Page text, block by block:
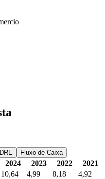
DRE Fluxo de Caixa
2024 2023 2022
2021
10,64 4,99 8,18
4,92